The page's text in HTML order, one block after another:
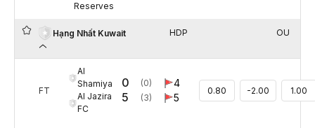
Reserves
Hạng Nhất Kuwait HDP OU
FT
Al
Shamiya
Al Jazira
FC
0
5
(0)
(3)
4
5
0.80 -2.00 1.00